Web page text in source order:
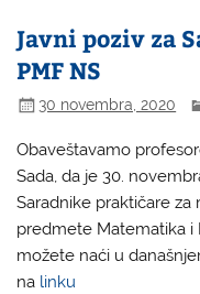
Javni poziv za
PMF NS
30 novembra, 2020
Obaveštavamo
Sada, da je 30.
Saradnike praktičare za
predmete Matematika i
možete naći u
na linku